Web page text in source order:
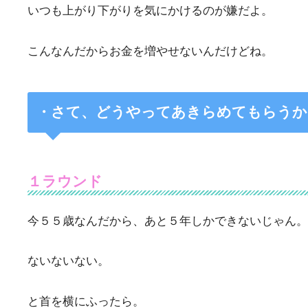
いつも上がり下がりを気にかけるのが嫌だよ。
こんなんだからお金を増やせないんだけどね。
・ さて、どうやってあきらめてもらう
１ラウンド
今５５歳なんだから、あと５年しかできないじゃん。
ないないない。
と首を横にふったら。